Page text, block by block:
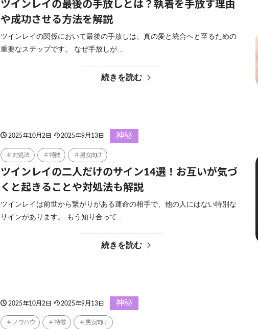
ツインレイの最後の手放しとは？執着を手放す理由
や成功させる方法を解説
ツインレイの関係において最後の手放しは、真の愛と統合へと至るための
重要なステップです。 なぜ手放しが…
続きを読む
2025年10月2日 2025年9月13日 神秘
対処法 特徴 男女向け
ツインレイの二人だけのサイン14選！お互いが気づ
くと起きることや対処法も解説
ツインレイは前世から繋がりがある運命の相手で、他の人にはない特別な
サインがあります。 もう知り合って…
続きを読む
2025年10月2日 2025年9月13日 神秘
ノウハウ 特徴 男女向け